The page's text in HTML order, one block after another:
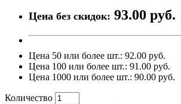
Цена без скидок: 93.00 руб.
Цена 50 или более шт.: 92.00 руб.
Цена 100 или более шт.: 91.00 руб.
Цена 1000 или более шт.: 90.00 руб.
Количество